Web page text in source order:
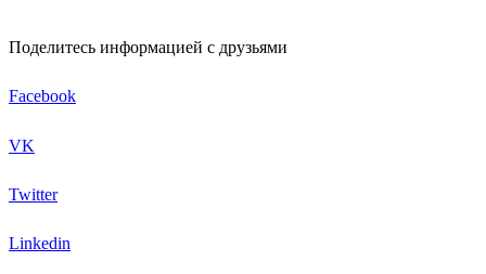
Поделитесь информацией с друзьями
Facebook
VK
Twitter
Linkedin